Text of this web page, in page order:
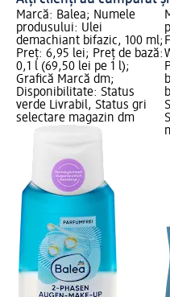
Marcă: Balea; Numele
produsului: Ulei
demachiant bifazic, 100 ml;
Preț: 6,95 lei; Preț de bază:
0,1 l (69,50 lei pe 1 l);
Grafică Marcă dm;
Disponibilitate: Status
verde Livrabil, Status gri
selectare magazin dm